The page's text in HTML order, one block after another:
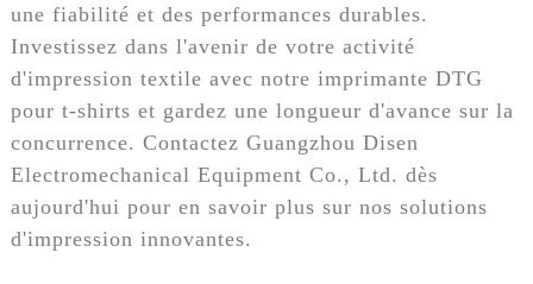
une fiabilité et des performances durables.
Investissez dans l'avenir de votre activité
d'impression textile avec notre imprimante DTG
pour t-shirts et gardez une longueur d'avance sur la
concurrence. Contactez Guangzhou Disen
Electromechanical Equipment Co., Ltd. dès
aujourd'hui pour en savoir plus sur nos solutions
d'impression innovantes.